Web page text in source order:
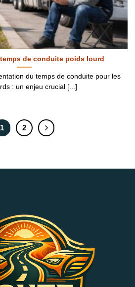
de conduite poids lourd
du temps de conduite pour les
: un enjeu crucial [...]
1 2